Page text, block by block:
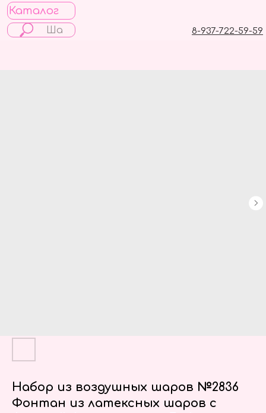
Каталог
8-937-722-59-59
Набор из воздушных шаров №2836
Фонтан из латексных шаров с